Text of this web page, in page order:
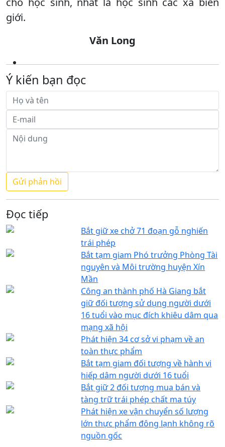
giới.
Văn Long
Ý kiến bạn đọc
Đọc tiếp
Bắt giữ xe chở 71 đoạn gỗ nghiến
trái phép
Bắt tạm giam Phó trưởng Phòng Tài
nguyên và Môi trường huyện Xín
Mần
Công an thành phố Hà Giang bắt
giữ đối tượng sử dụng người dưới
16 tuổi vào mục đích khiêu dâm qua
mạng xã hội
Phát hiện 34 cơ sở vi phạm về an
toàn thực phẩm
Bắt tạm giam đối tượng về hành vi
hiếp dâm người dưới 16 tuổi
Bắt giữ 2 đối tượng mua bán và
tàng trữ trái phép chất ma túy
Phát hiện xe vận chuyển số lượng
lớn thực phẩm đông lạnh không rõ
nguồn gốc